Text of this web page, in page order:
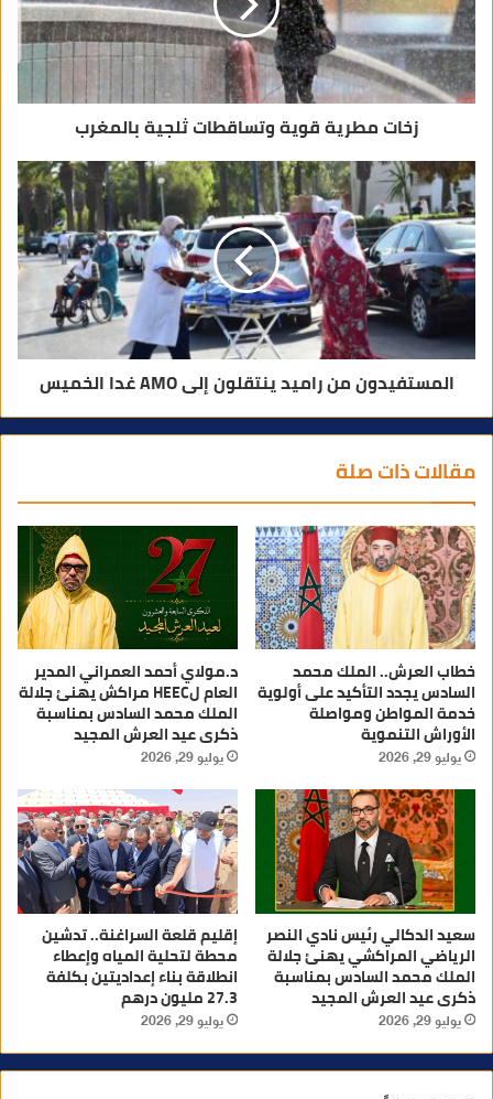
ر
و
ن
ي
زخات مطرية قوية وتساقطات ثلجية بالمغرب
المستفيدون من راميد ينتقلون إلى AMO غدا الخميس
مقالات ذات صلة
خطاب العرش.. الملك محمد
السادس يجدد التأكيد على أولوية
خدمة المواطن ومواصلة
الأوراش التنموية
يوليو 29, 2026
د.مولاي أحمد العمراني المدير
العام لHEEC مراكش يهنئ جلالة
الملك محمد السادس بمناسبة
ذكرى عيد العرش المجيد
يوليو 29, 2026
سعيد الدكالي رئيس نادي النصر
الرياضي المراكشي يهنئ جلالة
الملك محمد السادس بمناسبة
ذكرى عيد العرش المجيد
يوليو 29, 2026
إقليم قلعة السراغنة.. تدشين
محطة لتحلية المياه وإعطاء
انطلاقة بناء إعداديتين بكلفة
27.3 مليون درهم
يوليو 29, 2026